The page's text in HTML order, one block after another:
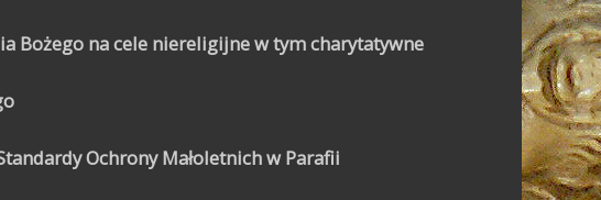
Bożego na cele niereligijne w tym charytatywne
Ochrony Małoletnich w Parafii